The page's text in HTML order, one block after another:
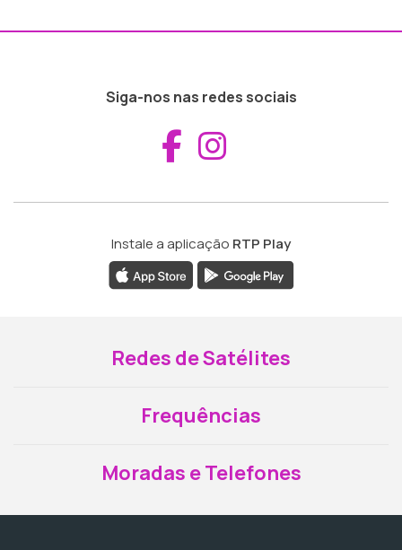
Siga-nos nas redes sociais
Aceder ao
Instale a aplicação RTP Play
Redes de Satélites
Frequências
Moradas e Telefones